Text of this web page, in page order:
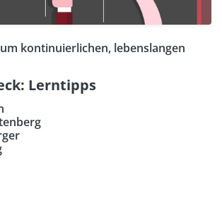
kontinuierlichen, lebenslangen
Lerntipps